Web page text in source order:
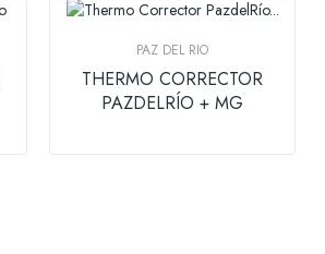
PAZ DEL RIO
THERMO CORRECTOR
PAZDELRÍO + MG